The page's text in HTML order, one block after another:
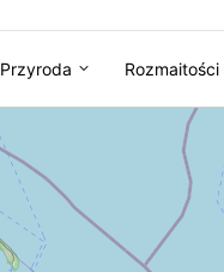
Przyroda Rozmaitości